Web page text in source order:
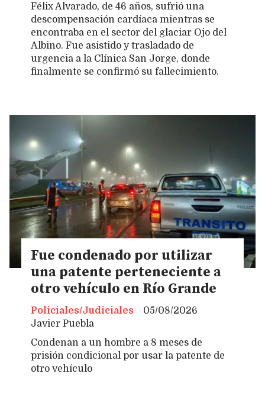
Félix Alvarado, de 46 años, sufrió una
descompensación cardíaca mientras se
encontraba en el sector del glaciar Ojo del
Albino. Fue asistido y trasladado de
urgencia a la Clínica San Jorge, donde
finalmente se confirmó su fallecimiento.
Fue condenado por utilizar
una patente perteneciente a
otro vehículo en Río Grande
Javier Puebla
Policiales/Judiciales 05/08/2026
Condenan a un hombre a 8 meses de
prisión condicional por usar la patente de
otro vehículo